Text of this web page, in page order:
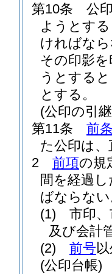
第10条
公
ようとす
ければな
その印影
うとする
とする。
(公印の引
第11条
前
た公印は
2
前項の規
間を経過
ばならな
(1)
市印
及び会計
(2)
前号
(公印台帳)